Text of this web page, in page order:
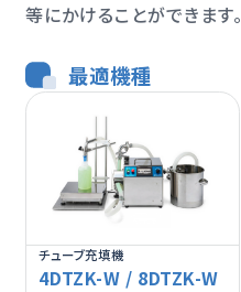
等にかけることができます。
最適機種
チューブ充填機
4DTZK-W / 8DTZK-W